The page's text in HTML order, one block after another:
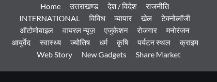
Home उत्तराखण्ड देश / विदेश
राजनीति
INTERNATIONAL
विविध व्यापार खेल
टेक्नोलॉजी
ऑटोमोबाइल
वायरल न्यूज़ एजुकेशन रोजगार
मनोरंजन
आयुर्वेद
स्वास्थ्य ज्योतिष धर्म कृषि पर्यटन स्थल
क्राइम
Web Story
New Gadgets Share Market